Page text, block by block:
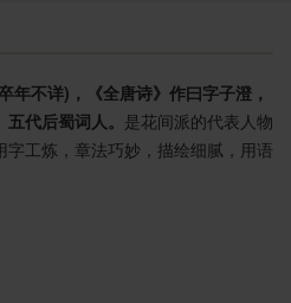
年不详)，《全唐诗》作曰字子澄，
代后蜀词人。 是花间派的代表人物
字工炼，章法巧妙，描绘细腻，用语